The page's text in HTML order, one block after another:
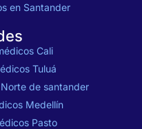
en Santander
Cali
Tuluá
de santander
Medellín
Pasto